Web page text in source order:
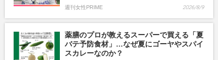
週刊女性PRIME 2026/8/9
薬膳のプロが教えるスーパーで買える「夏
バテ予防食材」…なぜ夏にゴーヤやスパイ
スカレーなのか？